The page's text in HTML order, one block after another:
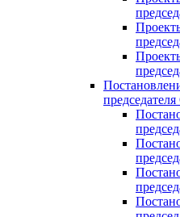
председателя